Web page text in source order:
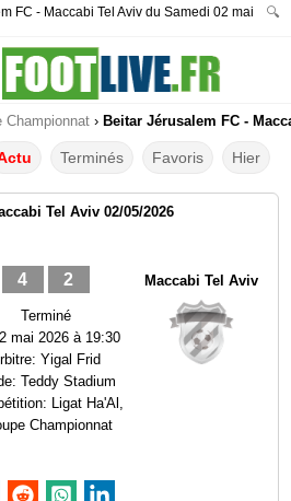
FC - Maccabi Tel Aviv du Samedi 02 mai
🔍
Championnat › Beitar Jérusalem FC -
Terminés Favoris Hier
Tel Aviv 02/05/2026
4 2
Terminé
mai 2026 à 19:30
Yigal Frid
Teddy Stadium
Ligat Ha'Al,
Championnat
Maccabi Tel Aviv